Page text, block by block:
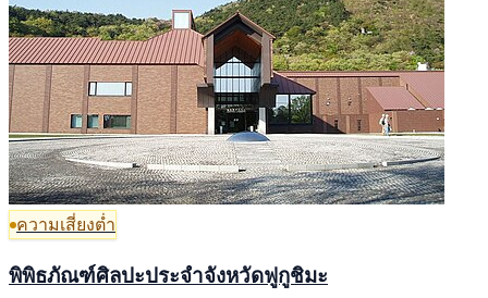
ความเสี่ยงต่ำ
พิพิธภัณฑ์ศิลปะประจำจังหวัดฟูกูชิมะ